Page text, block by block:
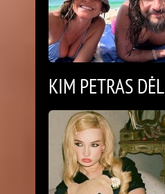
KIM PETRAS